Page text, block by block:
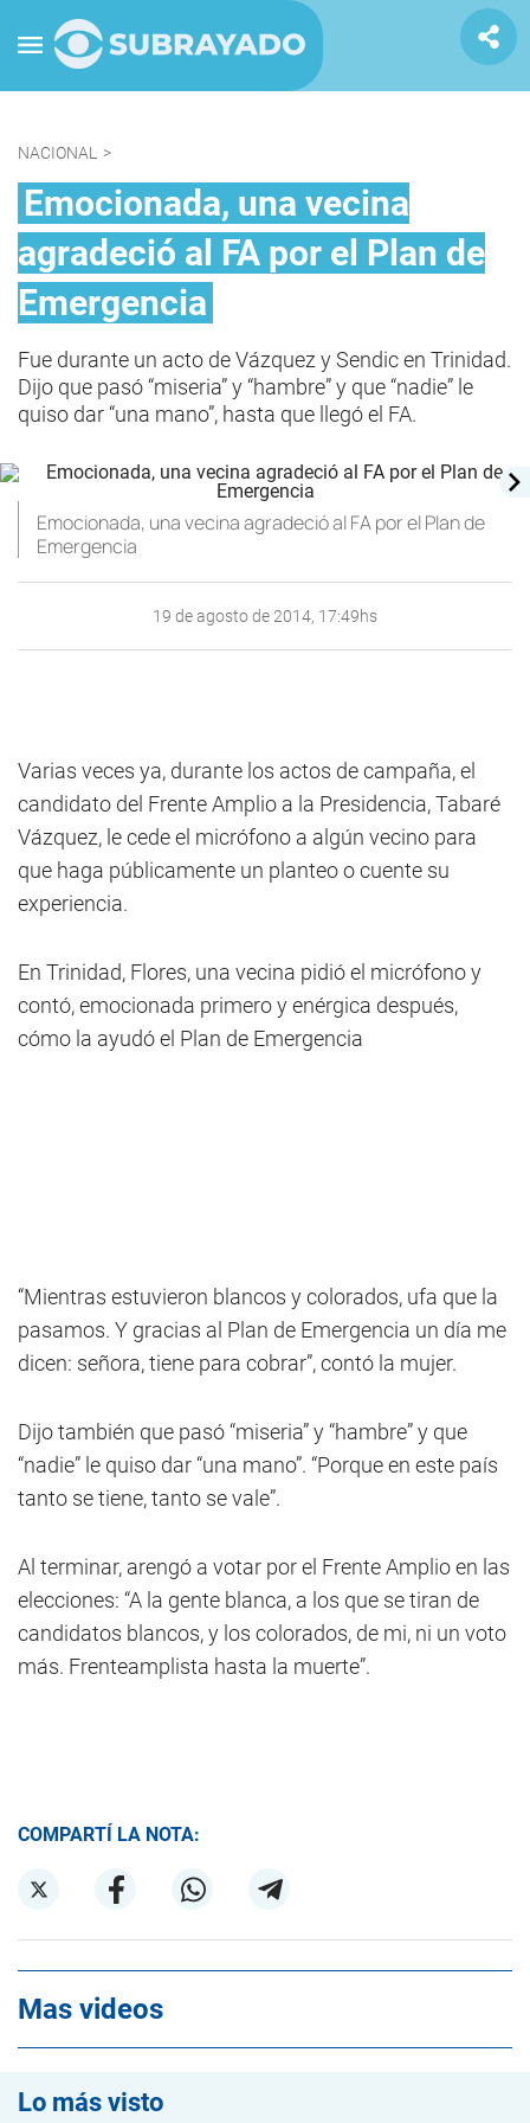
NACIONAL >
Emocionada, una vecina
agradeció al FA por el Plan de
Emergencia
Fue durante un acto de Vázquez y Sendic en Trinidad.
Dijo que pasó “miseria” y “hambre” y que “nadie” le
quiso dar “una mano”, hasta que llegó el FA.
Emocionada, una vecina agradeció al FA por el Plan de
Emergencia
19 de agosto de 2014, 17:49hs
Varias veces ya, durante los actos de campaña, el
candidato del Frente Amplio a la Presidencia, Tabaré
Vázquez, le cede el micrófono a algún vecino para
que haga públicamente un planteo o cuente su
experiencia.
En Trinidad, Flores, una vecina pidió el micrófono y
contó, emocionada primero y enérgica después,
cómo la ayudó el Plan de Emergencia
“Mientras estuvieron blancos y colorados, ufa que la
pasamos. Y gracias al Plan de Emergencia un día me
dicen: señora, tiene para cobrar”, contó la mujer.
Dijo también que pasó “miseria” y “hambre” y que
“nadie” le quiso dar “una mano”. “Porque en este país
tanto se tiene, tanto se vale”.
Al terminar, arengó a votar por el Frente Amplio en las
elecciones: “A la gente blanca, a los que se tiran de
candidatos blancos, y los colorados, de mi, ni un voto
más. Frenteamplista hasta la muerte”.
COMPARTÍ LA NOTA:
Mas videos
Lo más visto